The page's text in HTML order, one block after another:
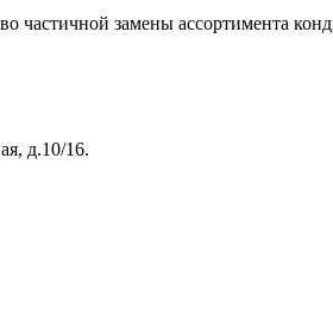
частичной замены ассортимента
д.10/16.